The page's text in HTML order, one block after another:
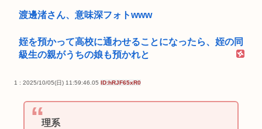
渡邊渚さん、意味深フォトwww
姪を預かって高校に通わせることになったら、姪の同
級生の親がうちの娘も預かれと
1 : 2025/10/05(日) 11:59:46.05 ID:hRJF65xR0
理系